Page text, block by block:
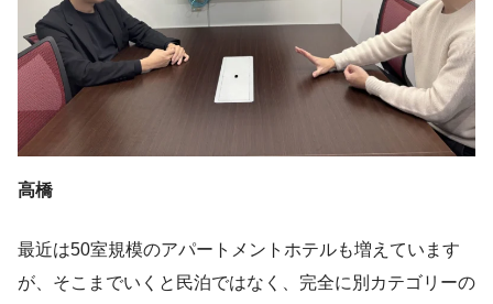
高橋
最近は50室規模のアパートメントホテルも増えています
が、そこまでいくと民泊ではなく、完全に別カテゴリーの